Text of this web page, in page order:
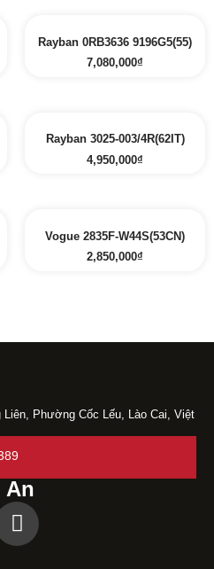
Rayban 0RB3636 9196G5(55)
7,080,000₫
Rayban 3025-003/4R(62IT)
4,950,000₫
Vogue 2835F-W44S(53CN)
2,850,000₫
Phường Cốc Lếu, Lào Cai, Việt
An